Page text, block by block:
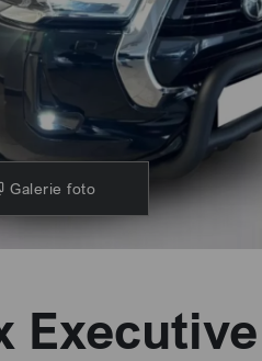
Galerie foto
Executive